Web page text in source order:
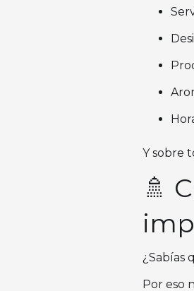
Y sobre
🚿
¿Sabías
Por eso